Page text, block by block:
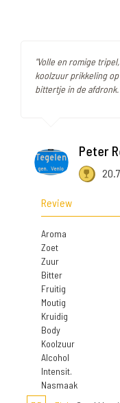
"Volle en romige
koolzuur prikkeling
bittertje in de
Peter
Review
Aroma
Zoet
Zuur
Bitter
Fruitig
Moutig
Kruidig
Body
Koolzuur
Alcohol
Intensit.
Nasmaak